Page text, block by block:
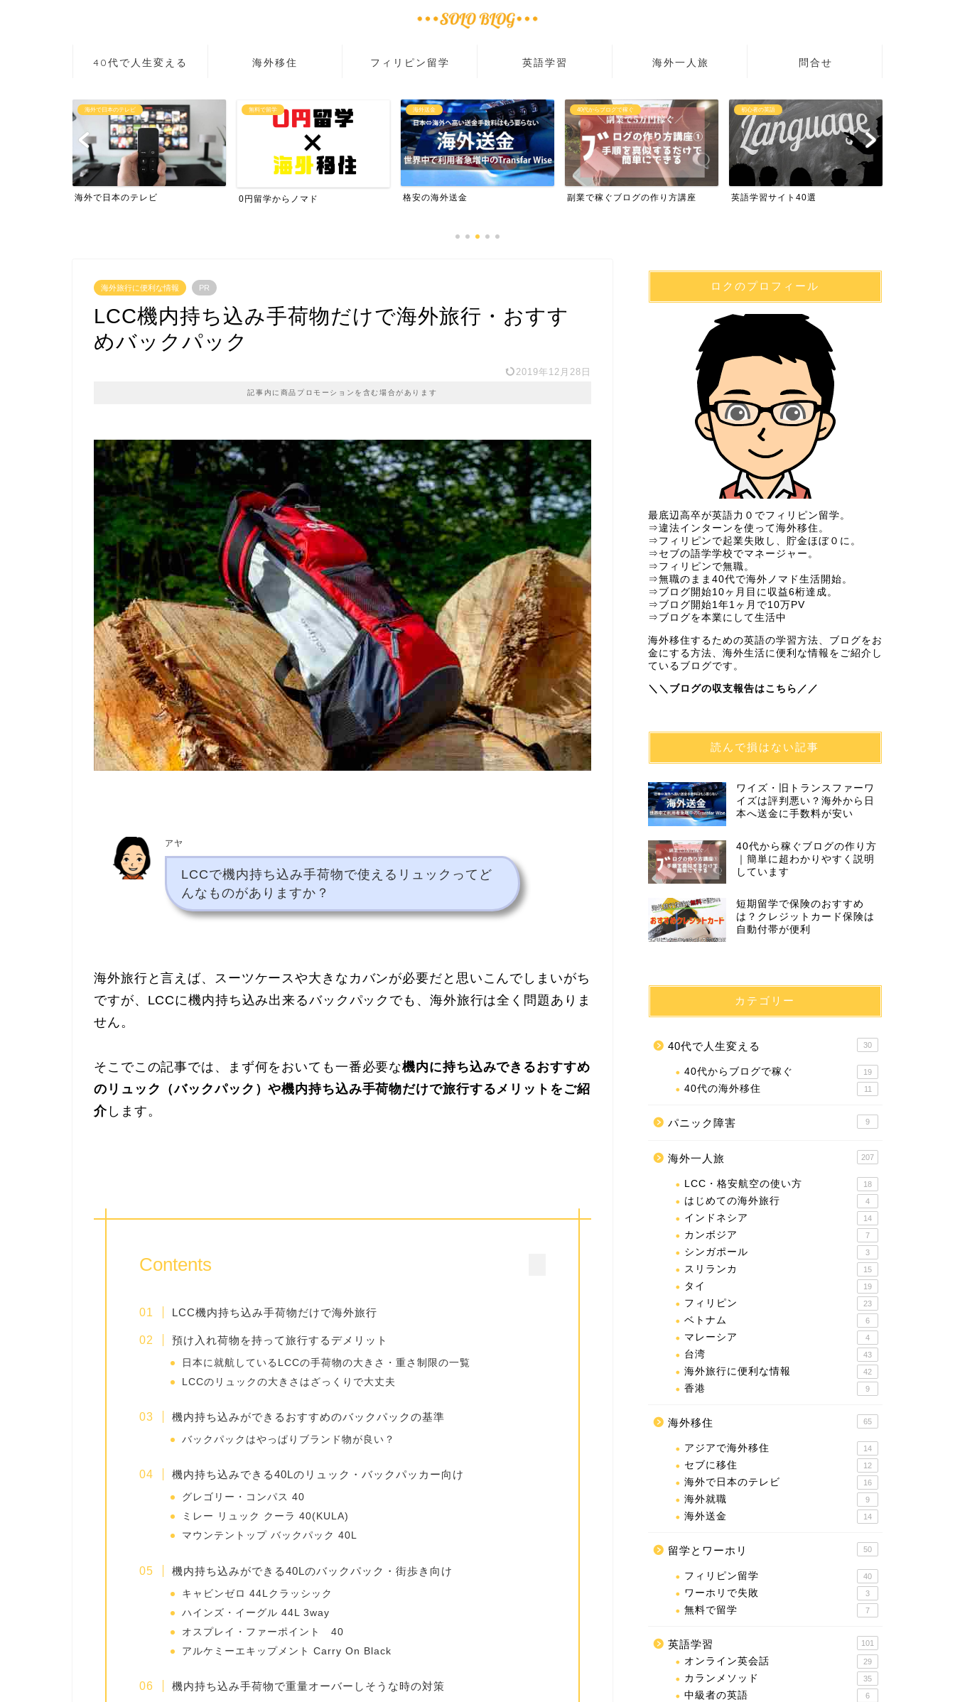
40代で人生変える 海外移住 フィリピン留学 英語学習 海外一人旅 問合せ
海外で日本のテレビ
海外で日本のテレビ
無料で留学
0円留学からノマド
海外送金
格安の海外送金
40代からブログで稼ぐ
副業で稼ぐブログの作り方講座
初心者の英語
英語学習サイト40選
海外旅行に便利な情報 PR
LCC機内持ち込み手荷物だけで海外旅行・おすす
めバックパック
2019年12月28日
記事内に商品プロモーションを含む場合があります
アヤ
LCCで機内持ち込み手荷物で使えるリュックってど
んなものがありますか？
海外旅行と言えば、スーツケースや大きなカバンが必要だと思いこんでしまいがち
ですが、LCCに機内持ち込み出来るバックパックでも、海外旅行は全く問題ありま
せん。
そこでこの記事では、まず何をおいても一番必要な機内に持ち込みできるおすすめ
のリュック（バックパック）や機内持ち込み手荷物だけで旅行するメリットをご紹
介します。
Contents
LCC機内持ち込み手荷物だけで海外旅行
預け入れ荷物を持って旅行するデメリット
日本に就航しているLCCの手荷物の大きさ・重さ制限の一覧
LCCのリュックの大きさはざっくりで大丈夫
機内持ち込みができるおすすめのバックパックの基準
バックパックはやっぱりブランド物が良い？
機内持ち込みできる40Lのリュック・バックパッカー向け
グレゴリー・コンパス 40
ミレー リュック クーラ 40(KULA)
マウンテントップ バックパック 40L
機内持ち込みができる40Lのバックパック・街歩き向け
キャビンゼロ 44Lクラッシック
ハインズ・イーグル 44L 3way
オスプレイ・ファーポイント 40
アルケミーエキップメント Carry On Black
機内持ち込み手荷物で重量オーバーしそうな時の対策
ロクのプロフィール
最底辺高卒が英語力０でフィリピン留学。
⇒違法インターンを使って海外移住。
⇒フィリピンで起業失敗し、貯金ほぼ０に。
⇒セブの語学学校でマネージャー。
⇒フィリピンで無職。
⇒無職のまま40代で海外ノマド生活開始。
⇒ブログ開始10ヶ月目に収益6桁達成。
⇒ブログ開始1年1ヶ月で10万PV
⇒ブログを本業にして生活中
海外移住するための英語の学習方法、ブログをお
金にする方法、海外生活に便利な情報をご紹介し
ているブログです。
＼＼ブログの収支報告はこちら／／
読んで損はない記事
ワイズ・旧トランスファーワ
イズは評判悪い？海外から日
本へ送金に手数料が安い
40代から稼ぐブログの作り方
｜簡単に超わかりやすく説明
しています
短期留学で保険のおすすめ
は？クレジットカード保険は
自動付帯が便利
カテゴリー
40代で人生変える 30
40代からブログで稼ぐ 19
40代の海外移住 11
パニック障害 9
海外一人旅 207
LCC・格安航空の使い方 18
はじめての海外旅行 4
インドネシア 14
カンボジア 7
シンガポール 3
スリランカ 15
タイ 19
フィリピン 23
ベトナム 6
マレーシア 4
台湾 43
海外旅行に便利な情報 42
香港 9
海外移住 65
アジアで海外移住 14
セブに移住 12
海外で日本のテレビ 16
海外就職 9
海外送金 14
留学とワーホリ 50
フィリピン留学 40
ワーホリで失敗 3
無料で留学 7
英語学習 101
オンライン英会話 29
カランメソッド 35
中級者の英語 6